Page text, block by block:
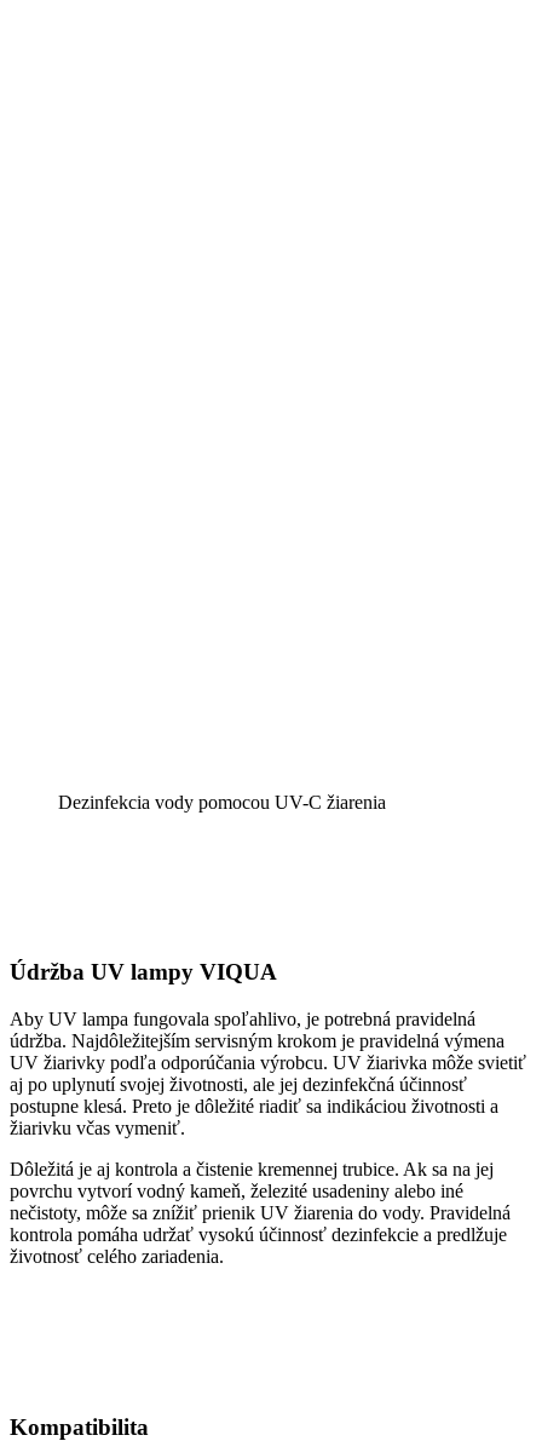
Dezinfekcia vody pomocou UV-C žiarenia
Údržba UV lampy VIQUA
Aby UV lampa fungovala spoľahlivo, je potrebná pravidelná
údržba. Najdôležitejším servisným krokom je pravidelná výmena
UV žiarivky podľa odporúčania výrobcu. UV žiarivka môže svietiť
aj po uplynutí svojej životnosti, ale jej dezinfekčná účinnosť
postupne klesá. Preto je dôležité riadiť sa indikáciou životnosti a
žiarivku včas vymeniť.
Dôležitá je aj kontrola a čistenie kremennej trubice. Ak sa na jej
povrchu vytvorí vodný kameň, železité usadeniny alebo iné
nečistoty, môže sa znížiť prienik UV žiarenia do vody. Pravidelná
kontrola pomáha udržať vysokú účinnosť dezinfekcie a predlžuje
životnosť celého zariadenia.
Kompatibilita